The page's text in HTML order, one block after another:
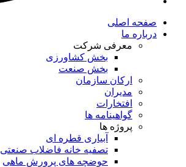
صفحه اصلی
درباره ما
معرفی شرکت
بخش کشاورزی
بخش صنعت
ارکان سازمان
مدیران
افتخارات
گواهینامه ها
پروژه ها
آبیاری قطره ای
تصفیه خانه فاضلاب صنعتی
حوضچه های پرورش ماهی